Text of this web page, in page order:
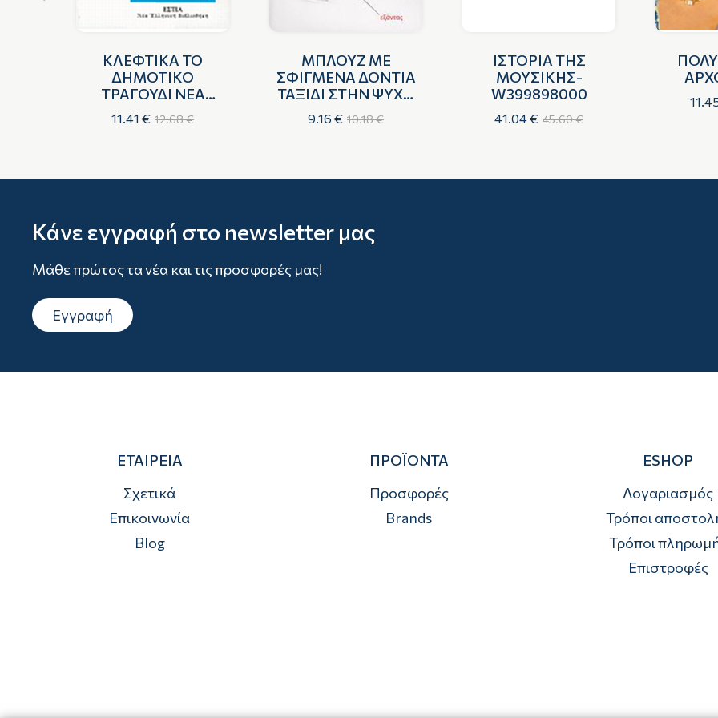
ΚΛΕΦΤΙΚΑ ΤΟ
ΔΗΜΟΤΙΚΟ
ΤΡΑΓΟΥΔΙ ΝΕΑ
ΕΛΛΗΝΙΚΗ
ΒΙΒΛΙΟΘΗΚΗ
11.41 € 12.68 €
ΜΠΛΟΥΖ ΜΕ
ΣΦΙΓΜΕΝΑ ΔΟΝΤΙΑ
ΤΑΞΙΔΙ ΣΤΗΝ ΨΥΧΗ
ΤΩΝ ΜΑΥΡΩΝ
9.16 € 10.18 €
ΙΣΤΟΡΙΑ ΤΗΣ
ΜΟΥΣΙΚΗΣ-
W399898000
41.04 € 45.60 €
Κάνε εγγραφή στο newsletter μας
Μάθε πρώτος τα νέα και τις προσφορές μας!
Εγγραφή
ΕΤΑΙΡΕΙΑ
Σχετικά
Επικοινωνία
Blog
ΠΡΟΪΟΝΤΑ
Προσφορές
Brands
ESHOP
Λογαριασμός
Τρόποι
Τρόποι
Επιστροφές